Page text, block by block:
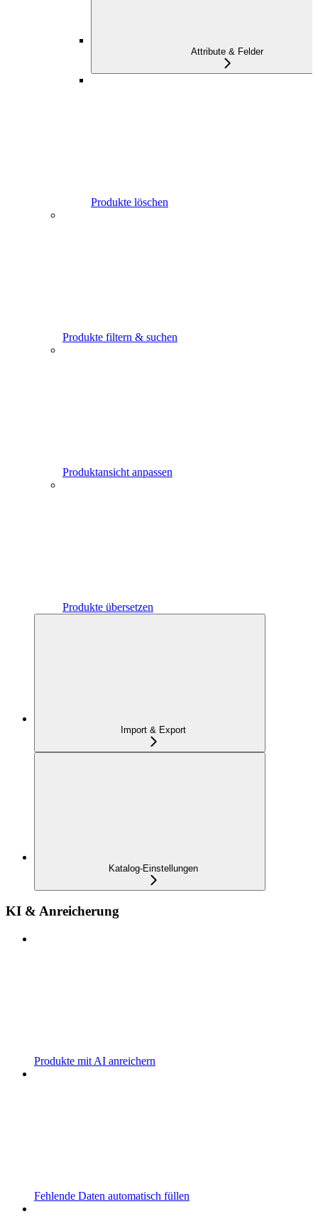
Attribute & Felder
Produkte löschen
Produkte filtern & suchen
Produktansicht anpassen
Produkte übersetzen
Import & Export
Katalog-Einstellungen
KI & Anreicherung
Produkte mit AI anreichern
Fehlende Daten automatisch füllen